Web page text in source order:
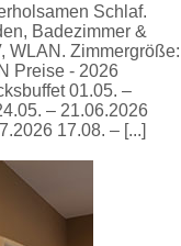
Schlaf.
Badezimmer &
WLAN. Zimmergröße:
Preise - 2026
01.05. –
– 21.06.2026
17.08. – [...]